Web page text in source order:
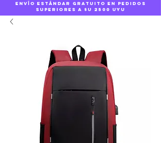
Envío estándar gratuito en pedidos
superiores a $U 2500 uyu